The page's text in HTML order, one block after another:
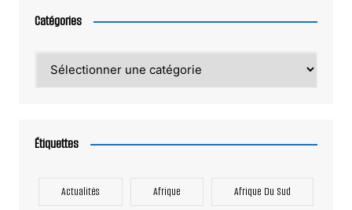
Catégories
Étiquettes
Actualités Afrique Afrique Du Sud